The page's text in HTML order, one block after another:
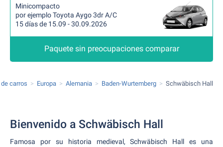
Minicompacto
por ejemplo Toyota Aygo 3dr A/C
15 días de 15.09 - 30.09.2026
Paquete sin preocupaciones comparar
carros Europa Alemania Baden-Wurtemberg Schwäbisch Hall
Bienvenido a Schwäbisch Hall
Famosa por su historia medieval, Schwäbisch Hall es una